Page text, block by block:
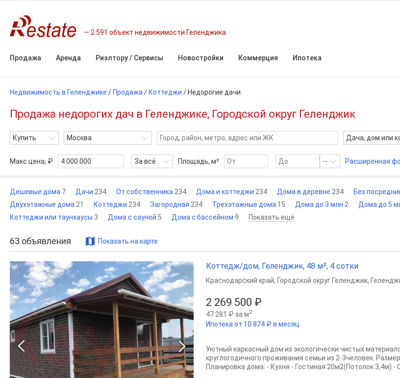
2 591 объект недвижимости Геленджика
Продажа Аренда Риэлтору / Сервисы Новостройки Коммерция Ипотека
Недвижимость в Геленджике / Продажа / Коттеджи / Недорогие дачи
Продажа недорогих дач в Геленджике, Городской округ Геленджик
Купить Москва Дача, дом или
Макс цена, ₽ За всё Площадь, м² -- Расширенная
Дешевые дома 7 Дачи 234 От собственника 234 Дома и коттеджи 234 Дома в деревне 234 Без
Двухэтажные дома 21 Коттеджи 234 Загородная 234 Трехэтажные дома 15 Дома до 3 млн 2 Дома до 5
Коттеджи или таунхаусы 3 Дома с сауной 5 Дома с бассейном 9 Показать ещё
63 объявления Показать на карте
Коттедж/дом, Геленджик, 48 м², 4 сотки
2 269 500 ₽
47 281 ₽ за м2
Ипотека от 10 874 ₽ в месяц
Краснодарский край, Городской округ Геленджик,
Уютный каркасный дом из экологически чистых
круглогодичного проживания семьи из 2-3человек.
Планировка дома: - Кухня - Гостиная 20м2(Потолок 3,4м) -